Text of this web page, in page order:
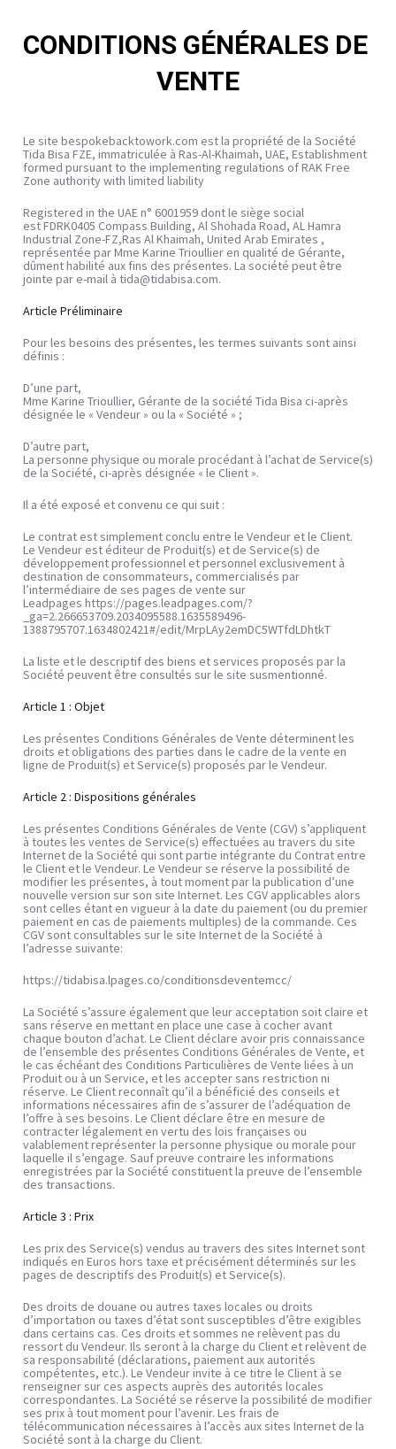
CONDITIONS GÉNÉRALES DE
VENTE
Le site bespokebacktowork.com est la propriété de la Société
Tida Bisa FZE, immatriculée à Ras-Al-Khaimah, UAE, Establishment
formed pursuant to the implementing regulations of RAK Free
Zone authority with limited liability
Registered in the UAE n° 6001959 dont le siège social
est FDRK0405 Compass Building, Al Shohada Road, AL Hamra
Industrial Zone-FZ,Ras Al Khaimah, United Arab Emirates ,
représentée par Mme Karine Trioullier en qualité de Gérante,
dûment habilité aux fins des présentes. La société peut être
jointe par e-mail à tida@tidabisa.com.
Article Préliminaire
Pour les besoins des présentes, les termes suivants sont ainsi
définis :
D’une part,
Mme Karine Trioullier, Gérante de la société Tida Bisa ci-après
désignée le « Vendeur » ou la « Société » ;
D’autre part,
La personne physique ou morale procédant à l’achat de Service(s)
de la Société, ci-après désignée « le Client ».
Il a été exposé et convenu ce qui suit :
Le contrat est simplement conclu entre le Vendeur et le Client.
Le Vendeur est éditeur de Produit(s) et de Service(s) de
développement professionnel et personnel exclusivement à
destination de consommateurs, commercialisés par
l’intermédiaire de ses pages de vente sur
Leadpages https://pages.leadpages.com/?
_ga=2.266653709.2034095588.1635589496-
1388795707.1634802421#/edit/MrpLAy2emDC5WTfdLDhtkT
La liste et le descriptif des biens et services proposés par la
Société peuvent être consultés sur le site susmentionné.
Article 1 : Objet
Les présentes Conditions Générales de Vente déterminent les
droits et obligations des parties dans le cadre de la vente en
ligne de Produit(s) et Service(s) proposés par le Vendeur.
Article 2 : Dispositions générales
Les présentes Conditions Générales de Vente (CGV) s’appliquent
à toutes les ventes de Service(s) effectuées au travers du site
Internet de la Société qui sont partie intégrante du Contrat entre
le Client et le Vendeur. Le Vendeur se réserve la possibilité de
modifier les présentes, à tout moment par la publication d’une
nouvelle version sur son site Internet. Les CGV applicables alors
sont celles étant en vigueur à la date du paiement (ou du premier
paiement en cas de paiements multiples) de la commande. Ces
CGV sont consultables sur le site Internet de la Société à
l’adresse suivante:
https://tidabisa.lpages.co/conditionsdeventemcc/
La Société s’assure également que leur acceptation soit claire et
sans réserve en mettant en place une case à cocher avant
chaque bouton d’achat. Le Client déclare avoir pris connaissance
de l’ensemble des présentes Conditions Générales de Vente, et
le cas échéant des Conditions Particulières de Vente liées à un
Produit ou à un Service, et les accepter sans restriction ni
réserve. Le Client reconnaît qu’il a bénéficié des conseils et
informations nécessaires afin de s’assurer de l’adéquation de
l’offre à ses besoins. Le Client déclare être en mesure de
contracter légalement en vertu des lois françaises ou
valablement représenter la personne physique ou morale pour
laquelle il s’engage. Sauf preuve contraire les informations
enregistrées par la Société constituent la preuve de l’ensemble
des transactions.
Article 3 : Prix
Les prix des Service(s) vendus au travers des sites Internet sont
indiqués en Euros hors taxe et précisément déterminés sur les
pages de descriptifs des Produit(s) et Service(s).
Des droits de douane ou autres taxes locales ou droits
d’importation ou taxes d’état sont susceptibles d’être exigibles
dans certains cas. Ces droits et sommes ne relèvent pas du
ressort du Vendeur. Ils seront à la charge du Client et relèvent de
sa responsabilité (déclarations, paiement aux autorités
compétentes, etc.). Le Vendeur invite à ce titre le Client à se
renseigner sur ces aspects auprès des autorités locales
correspondantes. La Société se réserve la possibilité de modifier
ses prix à tout moment pour l’avenir. Les frais de
télécommunication nécessaires à l’accès aux sites Internet de la
Société sont à la charge du Client.